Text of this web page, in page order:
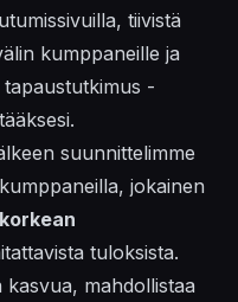
tiivistä
kumppaneille ja
tapaustutkimus -
suunnittelimme
jokainen
korkean
tuloksista.
mahdollistaa